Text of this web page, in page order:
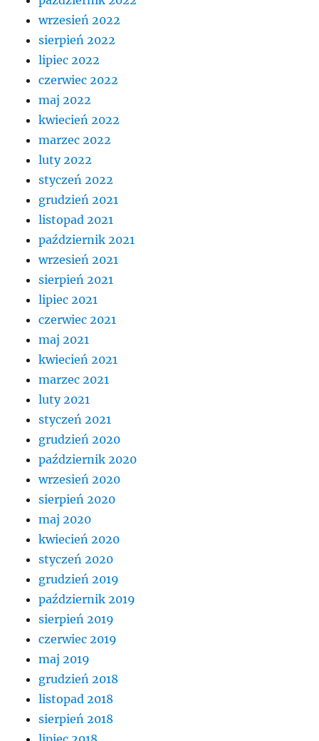
wrzesień 2022
sierpień 2022
lipiec 2022
czerwiec 2022
maj 2022
kwiecień 2022
marzec 2022
luty 2022
styczeń 2022
grudzień 2021
listopad 2021
październik 2021
wrzesień 2021
sierpień 2021
lipiec 2021
czerwiec 2021
maj 2021
kwiecień 2021
marzec 2021
luty 2021
styczeń 2021
grudzień 2020
październik 2020
wrzesień 2020
sierpień 2020
maj 2020
kwiecień 2020
styczeń 2020
grudzień 2019
październik 2019
sierpień 2019
czerwiec 2019
maj 2019
grudzień 2018
listopad 2018
sierpień 2018